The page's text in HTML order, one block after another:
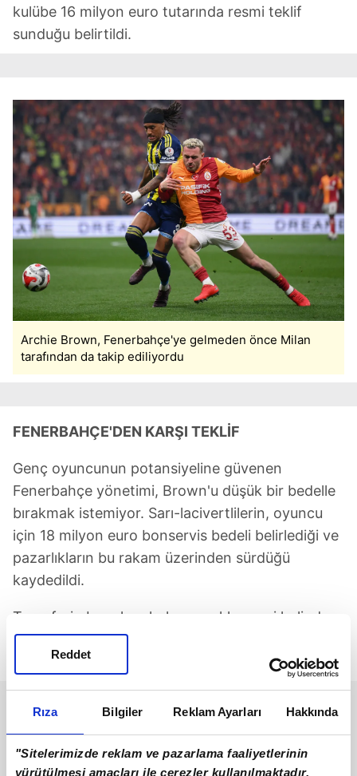
Rıza Bilgiler Reklam Ayarları Hakkında
"Sitelerimizde reklam ve pazarlama faaliyetlerinin
yürütülmesi amaçları ile çerezler kullanılmaktadır.
Reddet
kulübe 16 milyon euro tutarında resmi teklif
sunduğu belirtildi.
Archie Brown, Fenerbahçe'ye gelmeden önce Milan
tarafından da takip ediliyordu
FENERBAHÇE'DEN KARŞI TEKLİF
Genç oyuncunun potansiyeline güvenen
Fenerbahçe yönetimi, Brown'u düşük bir bedelle
bırakmak istemiyor. Sarı-lacivertlilerin, oyuncu
için 18 milyon euro bonservis bedeli belirlediği ve
pazarlıkların bu rakam üzerinden sürdüğü
kaydedildi.
Transferin bu rakamlarla gerçekleşmesi halinde
Archie Brown, kulüp tarihinin en yüksek bedelli
bek satışlarından biri olarak kayıtlara geçecek.